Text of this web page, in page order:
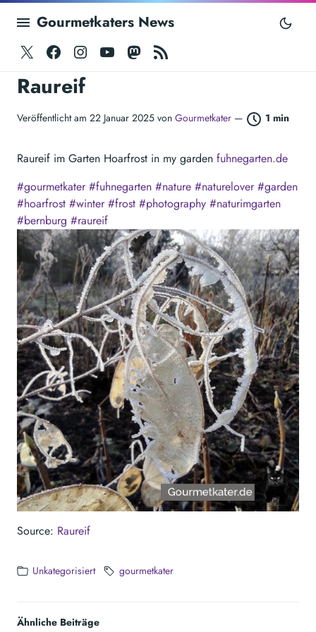
Gourmetkaters News
TwitterFacebook
Instagram
YoutubeMastodon
Raureif
Veröffentlicht am 22 Januar 2025 von Gourmetkater — 1 min
Raureif im Garten Hoarfrost in my garden fuhnegarten.de
#gourmetkater #fuhnegarten #nature #naturelover #garden
#hoarfrost #winter #frost #photography #naturimgarten
#bernburg #raureif
Source: Raureif
Unkategorisiert gourmetkater
Ähnliche Beiträge